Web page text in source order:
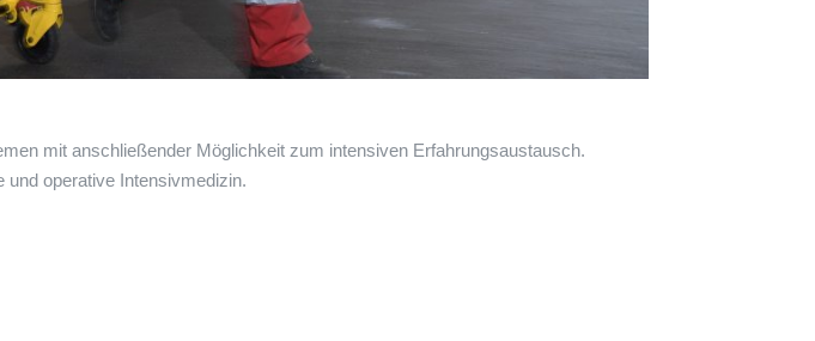
mit anschließender Möglichkeit zum intensiven Erfahrungsaustausch.
und operative Intensivmedizin.